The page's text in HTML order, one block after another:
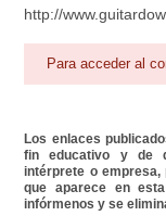
Área personal
http://
Para acceder al
Los enlaces
fin educativo y de
intérprete o empresa,
que aparece en
infórmenos y se